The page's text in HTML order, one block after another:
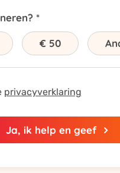
€ 50
privacyverklaring
Ja, ik help en geef